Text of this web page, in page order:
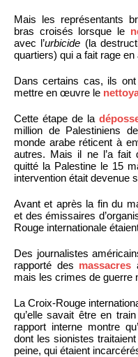
Mais les représentants
bras croisés lorsque le
avec l’urbicide (la
quartiers) qui a fait rage en
Dans certains cas, ils
mettre en œuvre le
Cette étape de la
million de Palestiniens
monde arabe réticent à
autres. Mais il ne l’a fait
quitté la Palestine le 15
intervention était devenue
Avant et après la fin du
et des émissaires
Rouge internationale
Des journalistes
rapporté des massacres
mais les crimes de guerre
La Croix-Rouge
qu’elle savait être en
rapport interne montre
dont les sionistes
peine, qui étaient